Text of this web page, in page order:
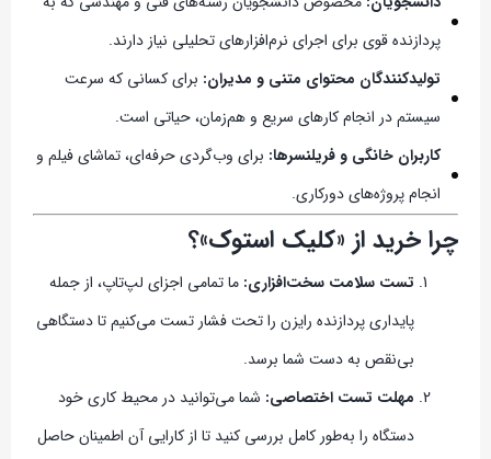
پردازنده قوی برای اجرای نرم‌افزارهای تحلیلی نیاز دارند.
تولیدکنندگان محتوای متنی و مدیران: برای کسانی که سرعت
سیستم در انجام کارهای سریع و هم‌زمان، حیاتی است.
کاربران خانگی و فریلنسرها: برای وب‌گردی حرفه‌ای، تماشای فیلم و
انجام پروژه‌های دورکاری.
چرا خرید از «کلیک استوک»؟
تست سلامت سخت‌افزاری: ما تمامی اجزای لپ‌تاپ، از جمله
پایداری پردازنده رایزن را تحت فشار تست می‌کنیم تا دستگاهی
بی‌نقص به دست شما برسد.
مهلت تست اختصاصی: شما می‌توانید در محیط کاری خود
دستگاه را به‌طور کامل بررسی کنید تا از کارایی آن اطمینان حاصل